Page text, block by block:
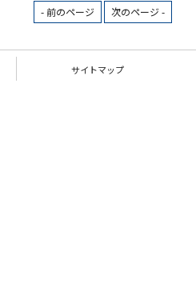
- 前のページ 次のページ -
サイトマップ